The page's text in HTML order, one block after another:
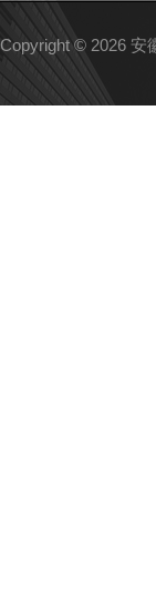
Copyright © 2026 安